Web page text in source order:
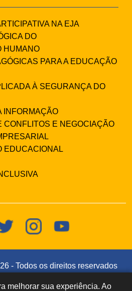
NA EJA
DO
HUMANO
PARA A EDUCAÇÃO
À SEGURANÇA DO
INFORMAÇÃO
CONFLITOS E NEGOCIAÇÃO
EDUCACIONAL
- Todos os direitos reservados
melhorar sua experiência. Ao